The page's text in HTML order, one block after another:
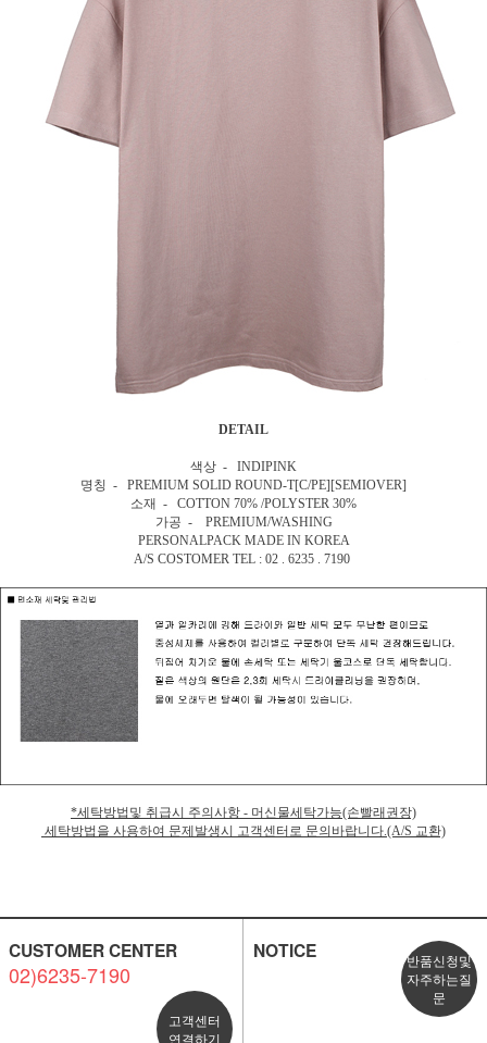
DETAIL
색상 - INDIPINK
명칭 - PREMIUM SOLID ROUND-T[C/PE][SEMIOVER]
소재 - COTTON 70% /POLYSTER 30%
가공 - PREMIUM/WASHING
PERSONALPACK MADE IN KOREA
A/S COSTOMER TEL : 02 . 6235 . 7190
*세탁방법및 취급시 주의사항 - 머신물세탁가능(손빨래권장)
세탁방법을 사용하여 문제발생시 고객센터로 문의바랍니다.(A/S 교환)
CUSTOMER CENTER
02)6235-7190
고객센터
연결하기
NOTICE
반품신청및
자주하는질
문